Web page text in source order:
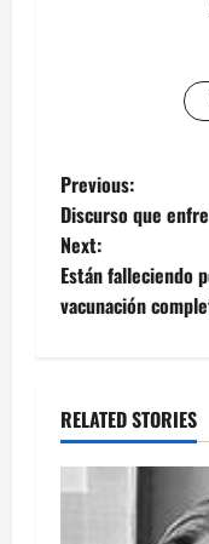
Post
navigation
Previous:
Discurso que
Next:
Están falleciendo
vacunación
RELATED STORIES